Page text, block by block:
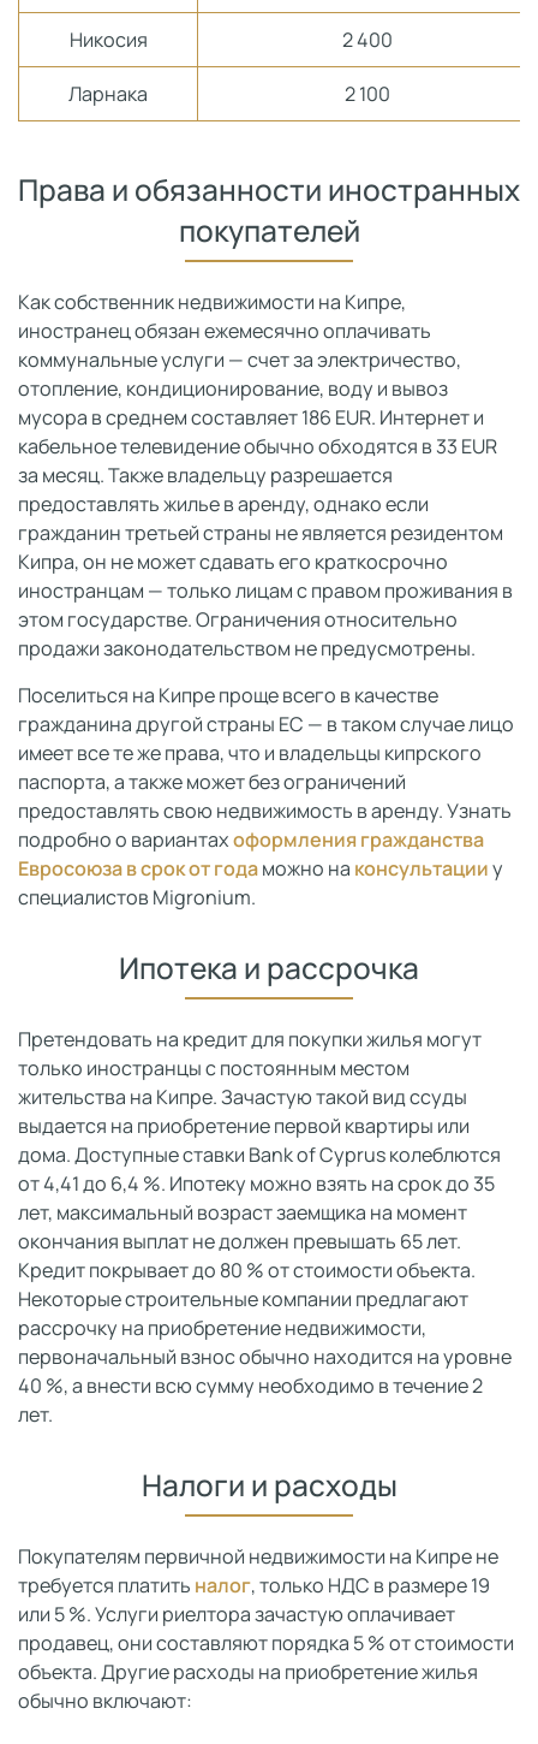
Никосия 2 400
Ларнака 2 100
Права и обязанности иностранных
покупателей
Как собственник недвижимости на Кипре,
иностранец обязан ежемесячно оплачивать
коммунальные услуги — счет за электричество,
отопление, кондиционирование, воду и вывоз
мусора в среднем составляет 186 EUR. Интернет и
кабельное телевидение обычно обходятся в 33 EUR
за месяц. Также владельцу разрешается
предоставлять жилье в аренду, однако если
гражданин третьей страны не является резидентом
Кипра, он не может сдавать его краткосрочно
иностранцам — только лицам с правом проживания в
этом государстве. Ограничения относительно
продажи законодательством не предусмотрены.
Поселиться на Кипре проще всего в качестве
гражданина другой страны ЕС — в таком случае лицо
имеет все те же права, что и владельцы кипрского
паспорта, а также может без ограничений
предоставлять свою недвижимость в аренду. Узнать
подробно о вариантахоформления гражданства
Евросоюза в срок от годаможно на консультацииу
специалистов Migronium.
Ипотека и рассрочка
Претендовать на кредит для покупки жилья могут
только иностранцы с постоянным местом
жительства на Кипре. Зачастую такой вид ссуды
выдается на приобретение первой квартиры или
дома. Доступные ставки Bank of Cyprus колеблются
от 4,41 до 6,4 %. Ипотеку можно взять на срок до 35
лет, максимальный возраст заемщика на момент
окончания выплат не должен превышать 65 лет.
Кредит покрывает до 80 % от стоимости объекта.
Некоторые строительные компании предлагают
рассрочку на приобретение недвижимости,
первоначальный взнос обычно находится на уровне
40 %, а внести всю сумму необходимо в течение 2
лет.
Налоги и расходы
Покупателям первичной недвижимости на Кипре не
требуется платить налог, только НДС в размере 19
или 5 %. Услуги риелтора зачастую оплачивает
продавец, они составляют порядка 5 % от стоимости
объекта. Другие расходы на приобретение жилья
обычно включают: